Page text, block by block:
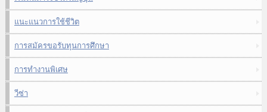
แนะแนวการใช้ชีวิต
การสมัครขอรับทุนการศึกษา
การทำงานพิเศษ
วีซ่า